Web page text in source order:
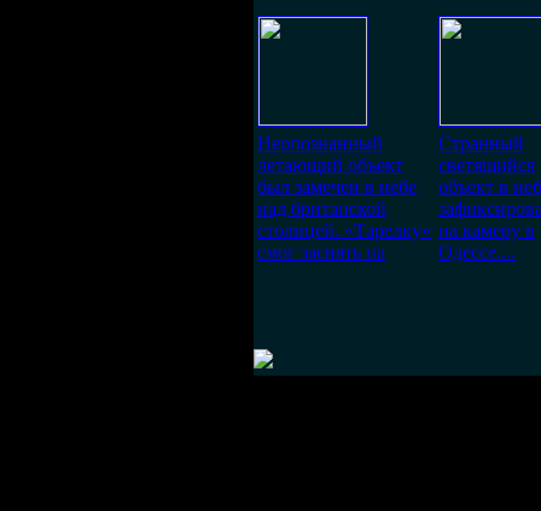
Неопознанный
летающий объект
был замечен в небе
над британской
столицей. «Тарелку»
смог заснять на
Странный
светящийся
объект в
на камеру в
Одессе....